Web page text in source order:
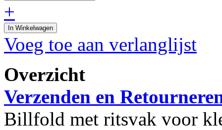
+
In Winkelwagen
Voeg toe aan verlanglijst
Overzicht
Verzenden en
Billfold met ritsvak voor